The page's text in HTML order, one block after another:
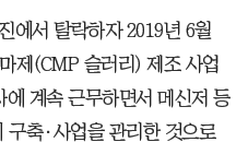
에서 탈락하자 2019년 6월
제(CMP 슬러리) 제조 사업
계속 근무하면서 메신저 등
구축·사업을 관리한 것으로